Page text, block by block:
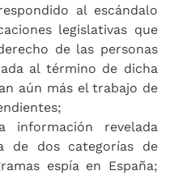
al escándalo
legislativas que
de las personas
al término de dicha
aún más el trabajo de
información revelada
de dos categorías de
espía en España;